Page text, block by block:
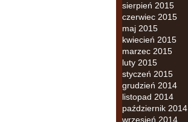
sierpień 2015
czerwiec 2015
maj 2015
kwiecień 2015
marzec 2015
luty 2015
styczeń 2015
grudzień 2014
listopad 2014
październik 2014
wrzesień 2014